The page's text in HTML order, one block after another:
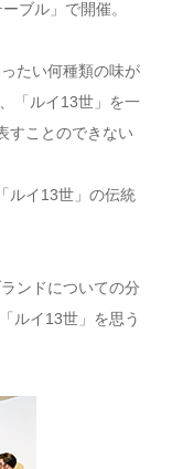
ブル」で開催。
たい何種類の味が
「ルイ13世」を一
すことのできない
ルイ13世」の伝統
ンドについての分
ルイ13世」を思う